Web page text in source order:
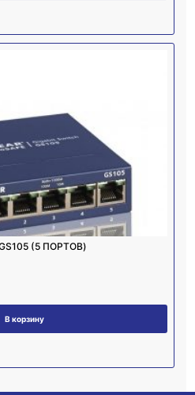
(5 ПОРТОВ)
В корзину